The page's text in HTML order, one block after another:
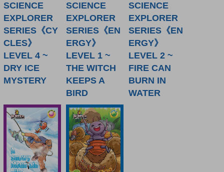
SCIENCE
EXPLORER
SERIES《CY
CLES》
LEVEL 4 ~
DRY ICE
MYSTERY
SCIENCE
EXPLORER
SERIES《EN
ERGY》
LEVEL 1 ~
THE WITCH
KEEPS A
BIRD
SCIENCE
EXPLORER
SERIES《EN
ERGY》
LEVEL 2 ~
FIRE CAN
BURN IN
WATER